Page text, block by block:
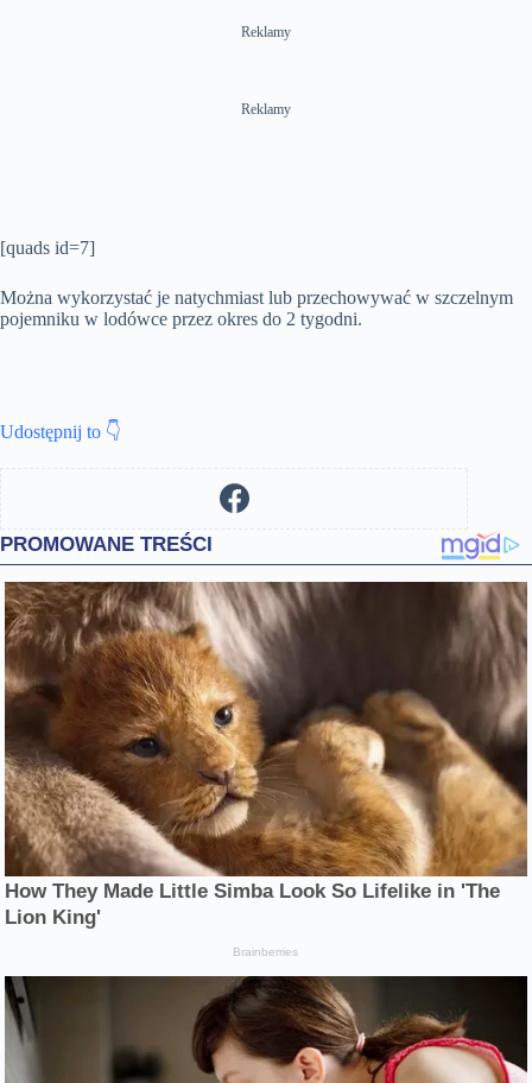
Reklamy
Reklamy
[quads id=7]
Można wykorzystać je natychmiast lub przechowywać w szczelnym
pojemniku w lodówce przez okres do 2 tygodni.
Udostępnij to 👇